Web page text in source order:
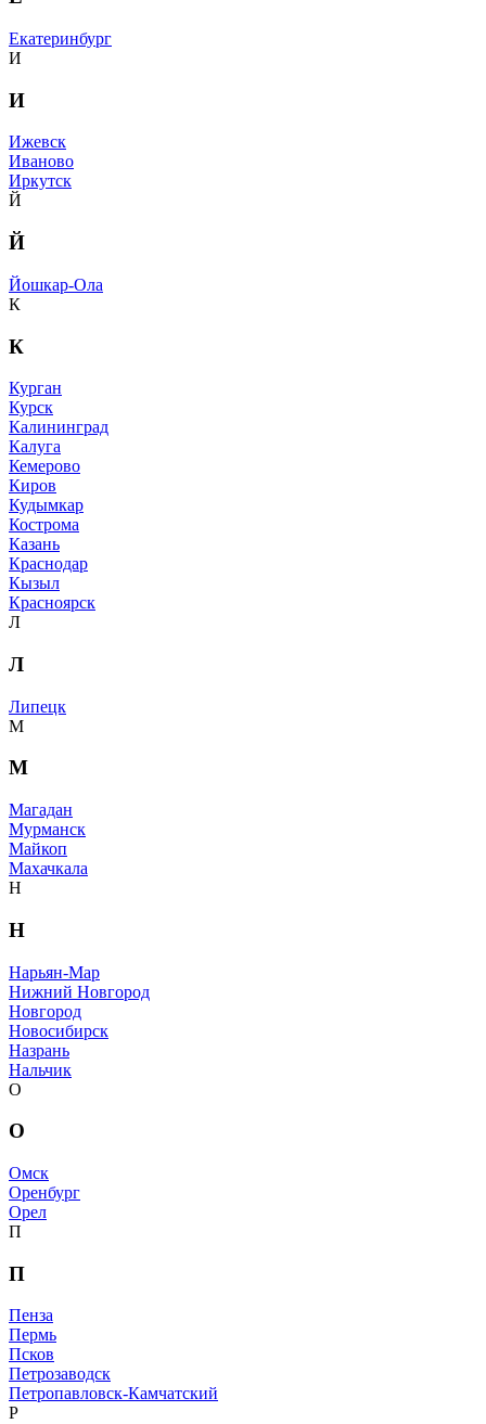
Екатеринбург
И
И
Ижевск
Иваново
Иркутск
Й
Й
Йошкар-Ола
К
К
Курган
Курск
Калининград
Калуга
Кемерово
Киров
Кудымкар
Кострома
Казань
Краснодар
Кызыл
Красноярск
Л
Л
Липецк
М
М
Магадан
Мурманск
Майкоп
Махачкала
Н
Н
Нарьян-Мар
Нижний Новгород
Новгород
Новосибирск
Назрань
Нальчик
О
О
Омск
Оренбург
Орел
П
П
Пенза
Пермь
Псков
Петрозаводск
Петропавловск-Камчатский
Р